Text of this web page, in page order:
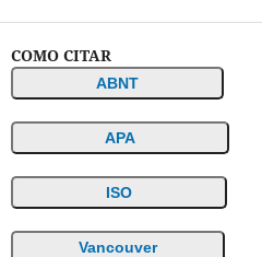
COMO CITAR
ABNT
APA
ISO
Vancouver